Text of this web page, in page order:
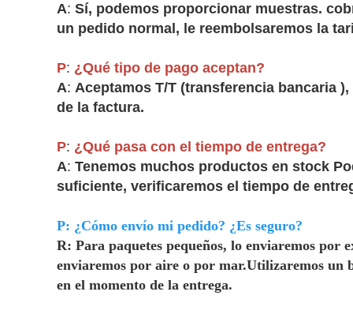
A: Sí, podemos proporcionar muestras.
un pedido normal, le reembolsaremos la
P: ¿Qué tipo de pago aceptan?
A: Aceptamos T/T (transferencia bancaria
de la factura.
P: ¿Qué pasa con el tiempo de entrega?
A: Tenemos muchos productos en stock
suficiente, verificaremos el tiempo de
P: ¿Cómo envío mi pedido? ¿Es seguro?
R: Para paquetes pequeños, lo enviaremos por
enviaremos por aire o por mar.Utilizaremos un
en el momento de la entrega.